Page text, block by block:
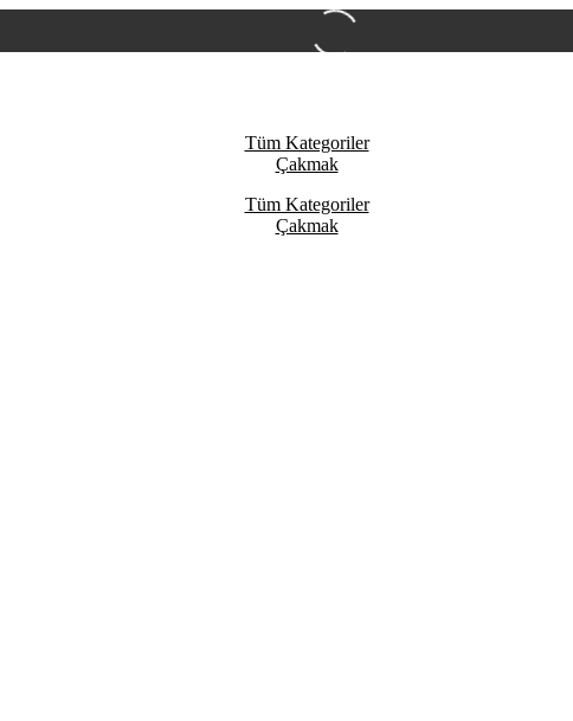
Tüm Kategoriler
Çakmak
Tüm Kategoriler
Çakmak